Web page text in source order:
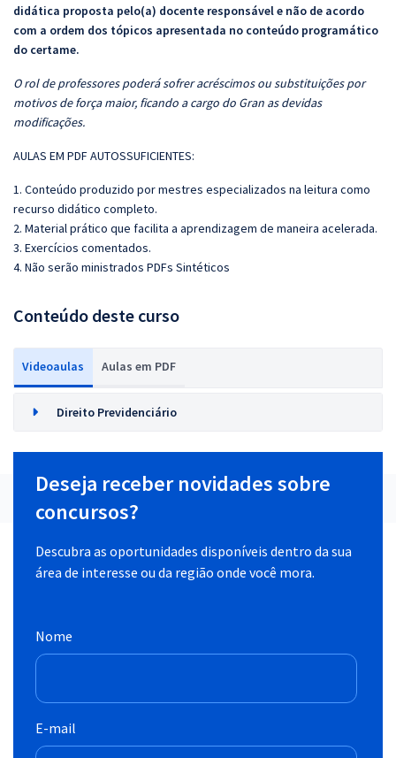
didática proposta pelo(a) docente responsável e não de acordo
com a ordem dos tópicos apresentada no conteúdo programático
do certame.
O rol de professores poderá sofrer acréscimos ou substituições por
motivos de força maior, ficando a cargo do Gran as devidas
modificações.
AULAS EM PDF AUTOSSUFICIENTES:
1. Conteúdo produzido por mestres especializados na leitura como
recurso didático completo.
2. Material prático que facilita a aprendizagem de maneira acelerada.
3. Exercícios comentados.
4. Não serão ministrados PDFs Sintéticos
Conteúdo deste curso
Videoaulas Aulas em PDF
Direito Previdenciário
Deseja receber novidades sobre
concursos?
Descubra as oportunidades disponíveis dentro da sua
área de interesse ou da região onde você mora.
Nome
E-mail